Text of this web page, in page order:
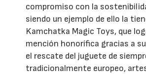
compromiso con la
siendo un ejemplo de ello la
Kamchatka Magic Toys, que
mención honorífica gracias a
el rescate del juguete de
tradicionalmente europeo,